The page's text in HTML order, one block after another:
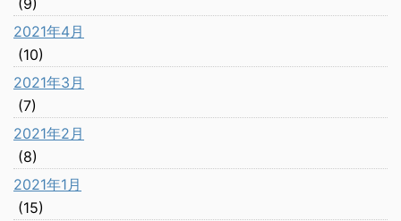
(9)
2021年4月
(10)
2021年3月
(7)
2021年2月
(8)
2021年1月
(15)